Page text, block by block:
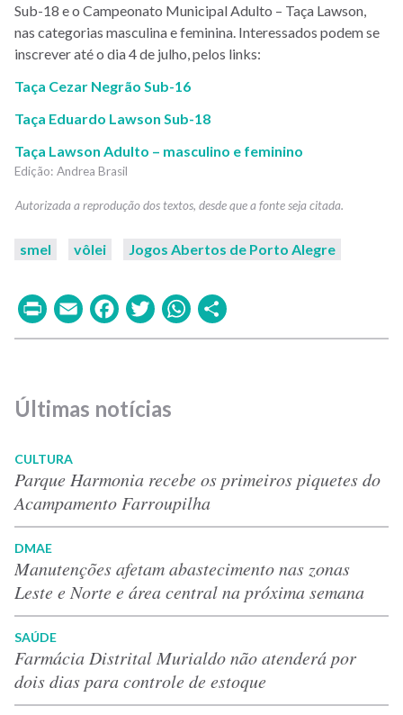
Sub-18 e o Campeonato Municipal Adulto – Taça Lawson,
nas categorias masculina e feminina. Interessados podem se
inscrever até o dia 4 de julho, pelos links:
Taça Cezar Negrão Sub-16
Taça Eduardo Lawson Sub-18
Taça Lawson Adulto – masculino e feminino
Andrea Brasil
smel vôlei Jogos Abertos de Porto Alegre
PrintEmailFacebook
TwitterWhatsApp
Últimas notícias
CULTURA
Parque Harmonia recebe os primeiros piquetes do
Acampamento Farroupilha
DMAE
Manutenções afetam abastecimento nas zonas
Leste e Norte e área central na próxima semana
SAÚDE
Farmácia Distrital Murialdo não atenderá por
dois dias para controle de estoque